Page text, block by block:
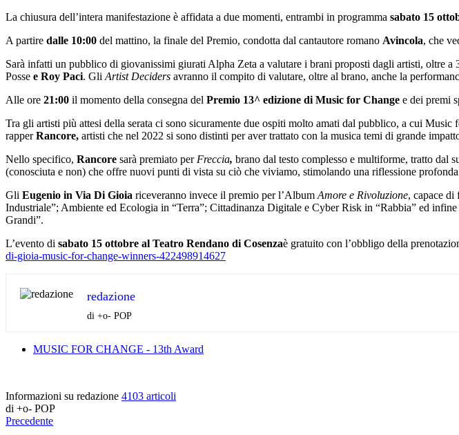
La chiusura dell’intera manifestazione è affidata a due momenti, entrambi in programma sabato 15
A partire dalle 10:00 del mattino, la finale del Premio, condotta dal cantautore romano Avincola, che
Sarà infatti un pubblico di giovanissimi giurati Alpha Zeta a valutare i brani proposti dagli artisti, oltre a
Posse e Roy Paci. Gli Artist Deciders avranno il compito di valutare, oltre al brano, anche la
Alle ore 21:00 il momento della consegna del Premio 13^ edizione di Music for Change e dei premi
Tra gli artisti più attesi della serata ci sono sicuramente due ospiti molto amati dal pubblico, a cui Music
rapperRancore, artisti che nel 2022 si sono distinti per aver trattato con la musica temi di grande
Nello specifico, Rancore sarà premiato per Freccia, brano dal testo complesso e multiforme, tratto dal
(conosciuta e non) che offre nuovi punti di vista su ciò che viviamo, stimolando una riflessione
Gli Eugenio in Via Di Gioia riceveranno invece il premio per l’Album Amore e Rivoluzione, capace
Industriale”; Ambiente ed Ecologia in “Terra”; Cittadinanza Digitale e Cyber Risk in “Rabbia” ed
Grandi”.
L’evento di sabato 15 ottobre al Teatro Rendano di Cosenzaè gratuito con l’obbligo della
di-gioia-music-for-change-winners-422498914627
redazione
di +o- POP
MUSIC FOR CHANGE - 13th Award
Informazioni su redazione 4103 articoli
di +o- POP
Precedente